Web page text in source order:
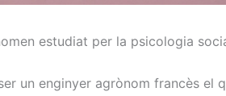
estudiat per la psicologia
un enginyer agrònom francès el